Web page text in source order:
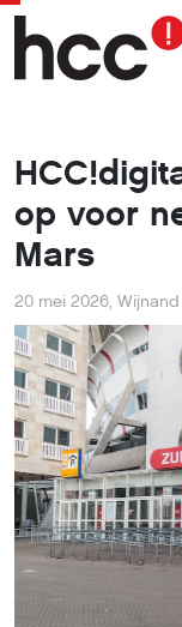
op voor
Mars
20 mei 2026,